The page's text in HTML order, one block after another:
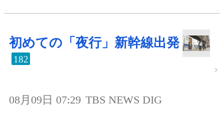
初めての「夜行」新幹線出発
182
08月09日 07:29 TBS NEWS DIG